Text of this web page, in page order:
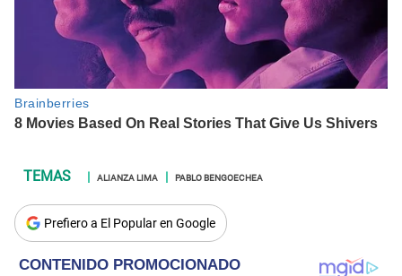
ALIANZA LIMA PABLO BENGOECHEA
Prefiero a El Popular en Google